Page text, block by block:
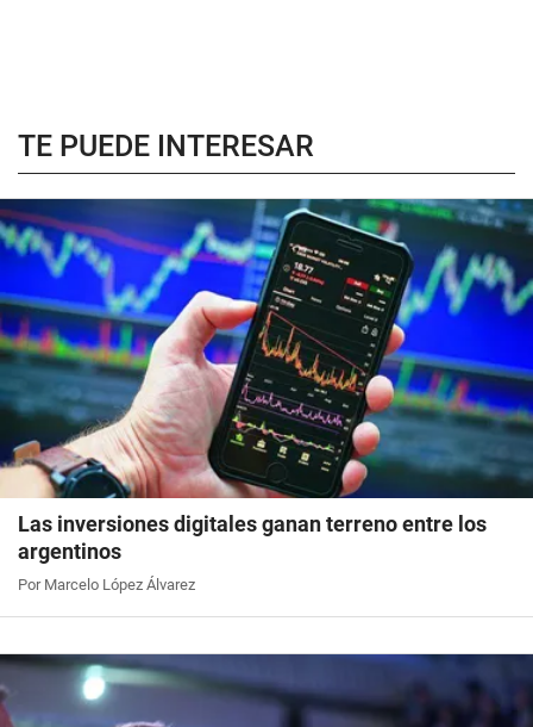
TE PUEDE INTERESAR
Las inversiones digitales ganan terreno entre los
argentinos
Por Marcelo López Álvarez